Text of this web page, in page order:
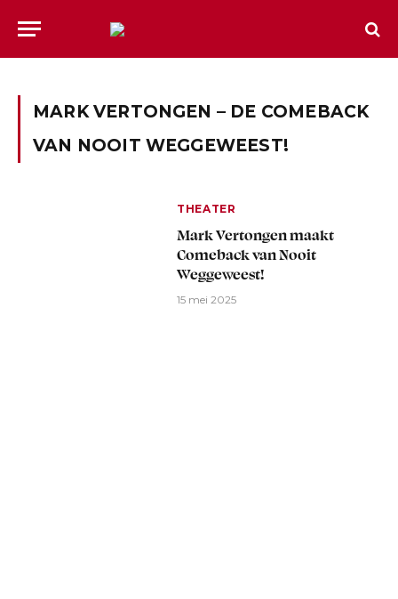
MARK VERTONGEN – DE COMEBACK
VAN NOOIT WEGGEWEEST!
THEATER
Mark Vertongen maakt
Comeback van Nooit
Weggeweest!
15 mei 2025